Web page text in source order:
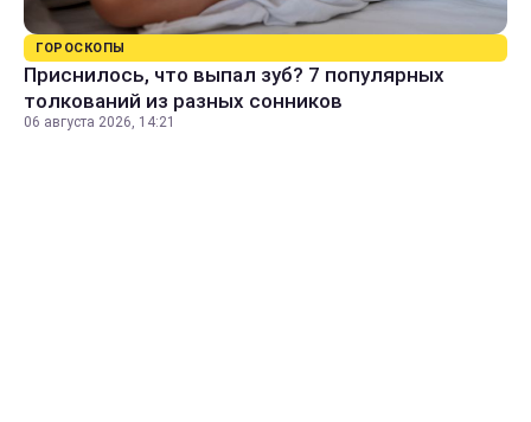
ГОРОСКОПЫ
Приснилось, что выпал зуб? 7 популярных
толкований из разных сонников
06 августа 2026, 14:21